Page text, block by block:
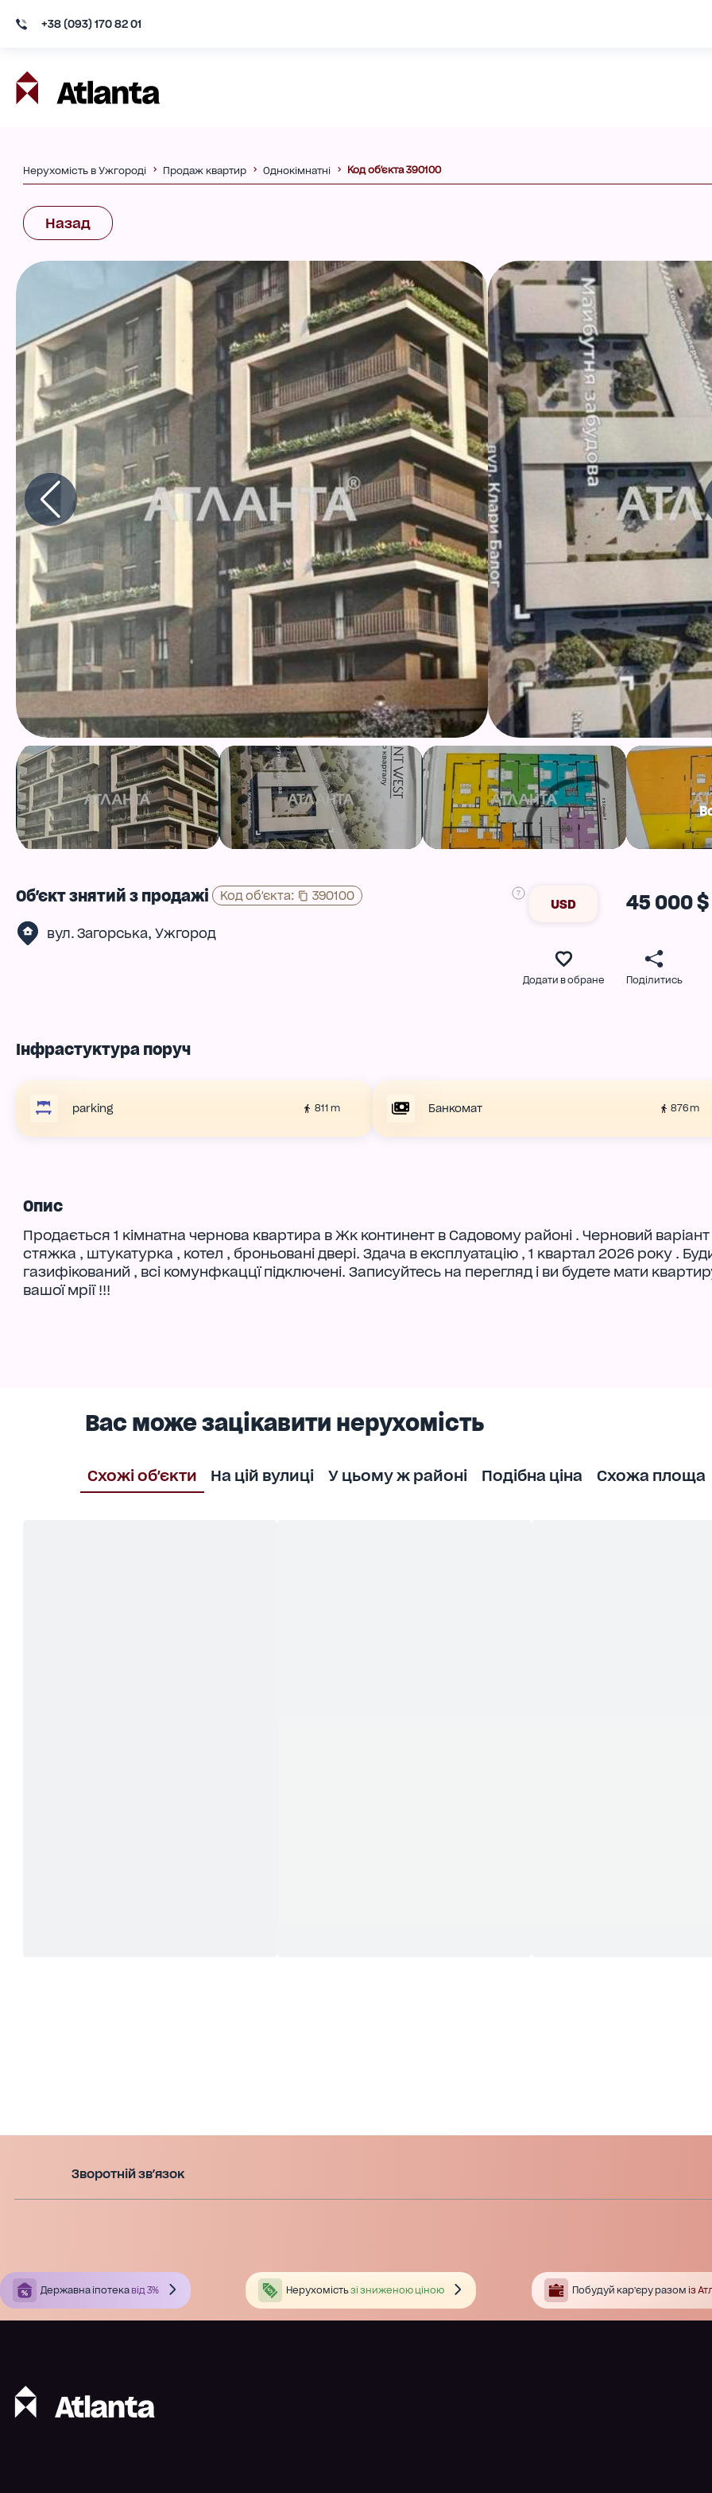
+38 (093) 170 82 01
Нерухомість в Ужгороді Продаж квартир Однокімнатні Код об'єкта 390100
Назад
Об'єкт знятий з продажі Код об'єкта: 390100
вул. Загорська, Ужгород
USD 45 000 $
Додати в обране Поділитись
Інфрастуктура поруч
parking 811 m Банкомат 876 m
Опис
Продається 1 кімнатна чернова квартира в Жк континент в Садовому районі . Черновий варіант
стяжка , штукатурка , котел , броньовані двері. Здача в експлуатацію , 1 квартал 2026 року .
газифікований , всі комунфкаццї підключені. Записуйтесь на перегляд і ви будете мати
вашої мрії !!!
Вас може зацікавити нерухомість
Схожі об'єкти На цій вулиці У цьому ж районі Подібна ціна Схожа площа
Зворотній зв'язок
Державна іпотека від 3% Нерухомістьзі зниженою ціною Побудуй кар’єру разом із